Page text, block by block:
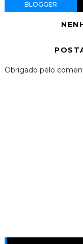
BLOGGER
Obrigado pelo